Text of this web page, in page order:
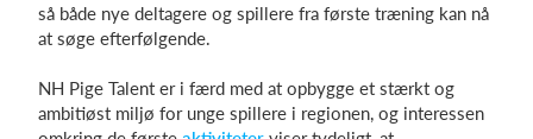
så både nye deltagere og spillere fra første træning kan nå
at søge efterfølgende.
NH Pige Talent er i færd med at opbygge et stærkt og
ambitiøst miljø for unge spillere i regionen, og interessen